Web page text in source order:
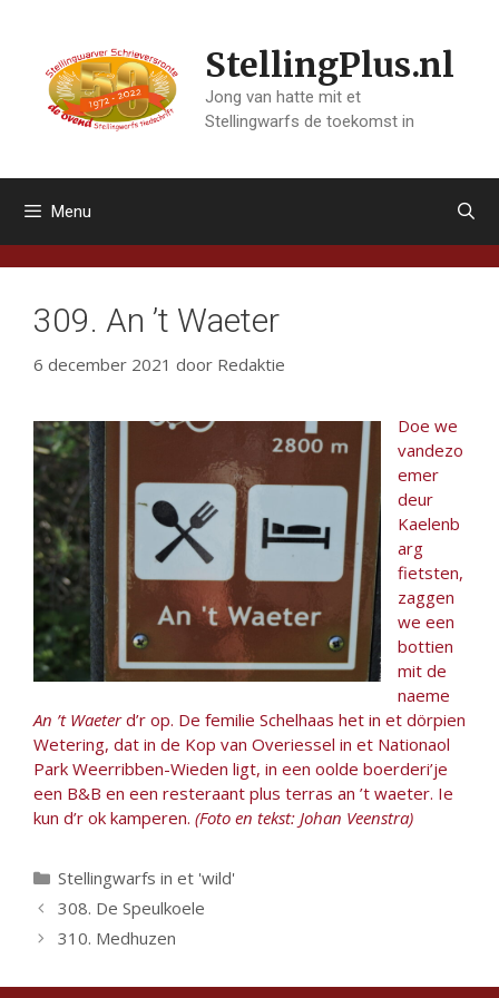
inhoud
StellingPlus.nl
Jong van hatte mit et
Stellingwarfs de toekomst in
Menu
309. An ’t Waeter
6 december 2021 door Redaktie
Doe we
vandezo
emer
deur
Kaelenb
arg
fietsten,
zaggen
we een
bottien
mit de
naeme
An ’t Waeterd’r op. De femilie Schelhaas het in et dörpien
Wetering, dat in de Kop van Overiessel in et Nationaol
Park Weerribben-Wieden ligt, in een oolde boerderi’je
een B&B en een resteraant plus terras an ’t waeter. Ie
kun d’r ok kamperen. (Foto en tekst: Johan Veenstra)
Categorieën
Stellingwarfs in et 'wild'
308. De Speulkoele
310. Medhuzen